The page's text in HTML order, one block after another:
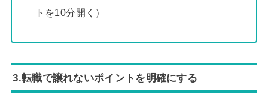
トを10分開く）
3.転職で譲れないポイントを明確にする